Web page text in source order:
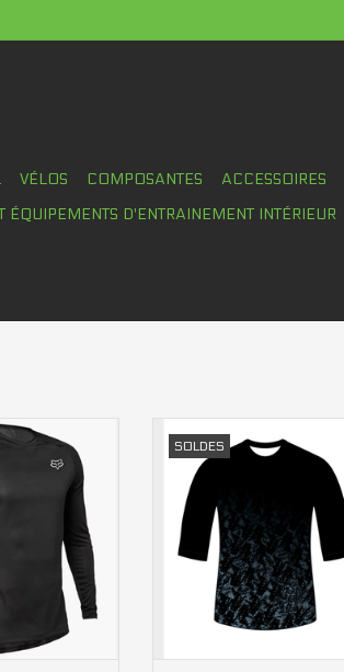
VÉLOS COMPOSANTES ACCESSOIRES
ÉQUIPEMENTS D'ENTRAINEMENT INTÉRIEUR
LS
PANIER
SOLDES
AJOUTER AU PANIER